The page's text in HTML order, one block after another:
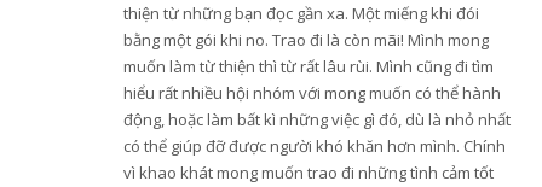
thiện từ những bạn đọc gần xa. Một miếng khi đói
bằng một gói khi no. Trao đi là còn mãi! Mình mong
muốn làm từ thiện thì từ rất lâu rùi. Mình cũng đi tìm
hiểu rất nhiều hội nhóm với mong muốn có thể hành
động, hoặc làm bất kì những việc gì đó, dù là nhỏ nhất
có thể giúp đỡ được người khó khăn hơn mình. Chính
vì khao khát mong muốn trao đi những tình cảm tốt